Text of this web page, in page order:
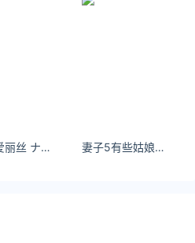
故事扎实的喜剧结构吸引的
历联系起来了。”正是这份突
漂亮了。”
七濑爱丽丝 ナースのおしごと 妻子5有些姑娘脸上是满面春风，心却是荒草雪原寸草不生